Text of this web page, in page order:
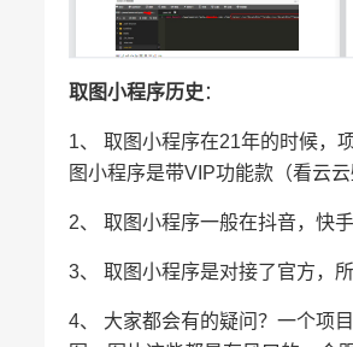
取图小程序历史 ：
1、 取图小程序在21年的时候，
图小程序是带VIP功能款（看云云
2、 取图小程序一般在抖音，快
3、 取图小程序是对接了官方，
4、 大家都会有的疑问？一个项